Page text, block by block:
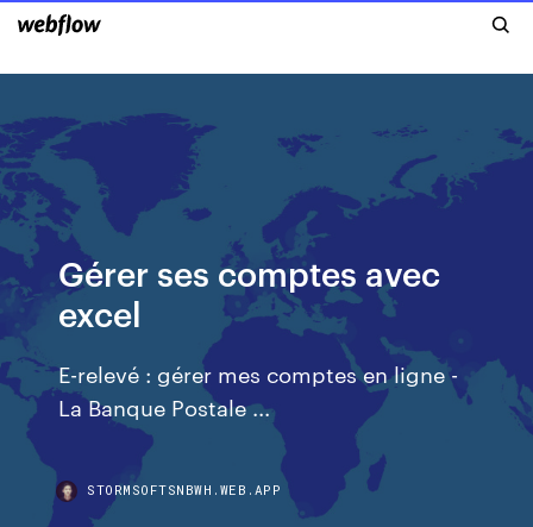
Gérer ses comptes avec
excel
E-relevé : gérer mes comptes en ligne -
La Banque Postale ...
STORMSOFTSNBWH.WEB.APP